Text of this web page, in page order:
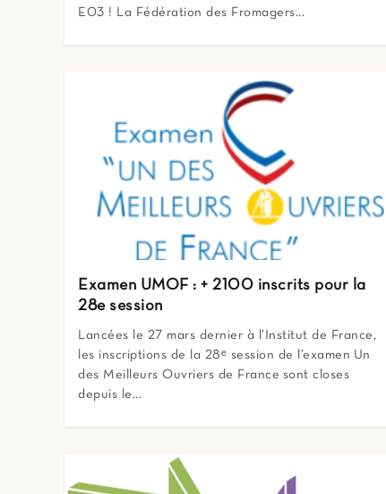
E03 ! La Fédération des Fromagers...
Examen UMOF : + 2100 inscrits pour la
28e session
Lancées le 27 mars dernier à l’Institut de France,
les inscriptions de la 28ᵉ session de l’examen Un
des Meilleurs Ouvriers de France sont closes
depuis le...